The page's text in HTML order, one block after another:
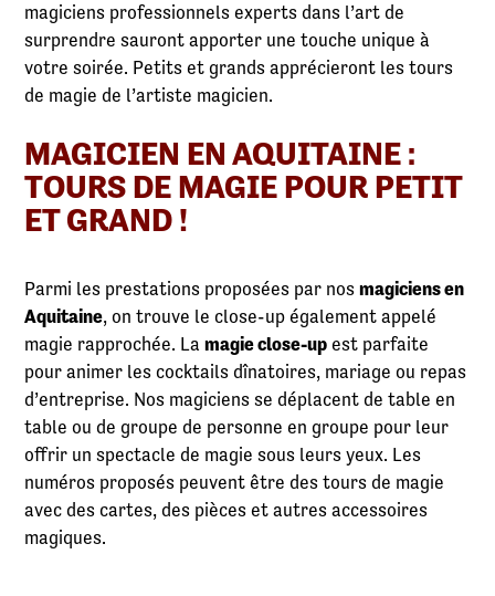
magiciens professionnels experts dans l’art de
surprendre sauront apporter une touche unique à
votre soirée. Petits et grands apprécieront les tours
de magie de l’artiste magicien.
MAGICIEN EN AQUITAINE :
TOURS DE MAGIE POUR PETIT
ET GRAND !
Parmi les prestations proposées par nosmagiciens en
Aquitaine, on trouve le close-up également appelé
magie rapprochée. Lamagie close-up est parfaite
pour animer les cocktails dînatoires, mariage ou repas
d’entreprise. Nos magiciens se déplacent de table en
table ou de groupe de personne en groupe pour leur
offrir un spectacle de magie sous leurs yeux. Les
numéros proposés peuvent être des tours de magie
avec des cartes, des pièces et autres accessoires
magiques.